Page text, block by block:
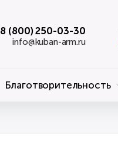
8 (800) 250-03-30
info@kuban-arm.ru
Благотворительность